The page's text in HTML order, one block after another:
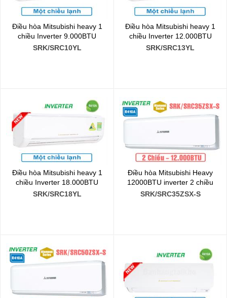
Điều hòa Mitsubishi heavy 1
chiều Inverter 9.000BTU
SRK/SRC10YL
Điều hòa Mitsubishi heavy 1
chiều Inverter 12.000BTU
SRK/SRC13YL
Điều hòa Mitsubishi heavy 1
chiều Inverter 18.000BTU
SRK/SRC18YL
Điều hòa Mitsubishi Heavy
12000BTU inverter 2 chiều
SRK/SRC35ZSX-S